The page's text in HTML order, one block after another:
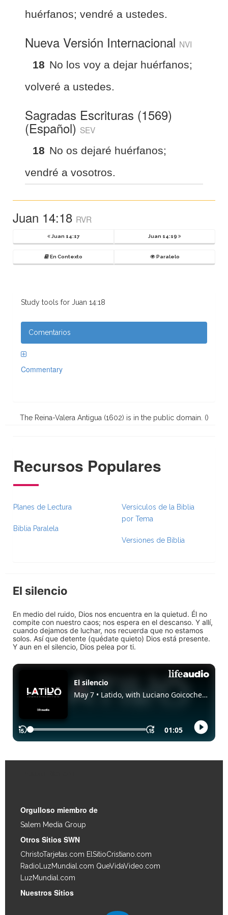
huérfanos; vendré a ustedes.
Nueva Versión Internacional NVI
18 No los voy a dejar huérfanos;
volveré a ustedes.
Sagradas Escrituras (1569)
(Español) SEV
18 No os dejaré huérfanos;
vendré a vosotros.
Juan 14:18 RVR
Juan 14:17 Juan 14:19
En Contexto Paralelo
Study tools for Juan 14:18
Comentarios
Commentary
The Reina-Valera Antigua (1602) is in the public domain. ()
Recursos Populares
Planes de Lectura
Biblia Paralela
Versículos de la Biblia
por Tema
Versiones de Biblia
El silencio
En medio del ruido, Dios nos encuentra en la quietud. Él no
compite con nuestro caos; nos espera en el descanso. Y allí,
cuando dejamos de luchar, nos recuerda que no estamos
solos. Así que detente (quédate quieto) Dios está presente.
Y aun en el silencio, Dios pelea por ti.
Orgulloso miembro de
Salem Media Group
Otros Sitios SWN
ChristoTarjetas.com ElSitioCristiano.com
RadioLuzMundial.com QueVidaVideo.com
LuzMundial.com
Nuestros Sitios